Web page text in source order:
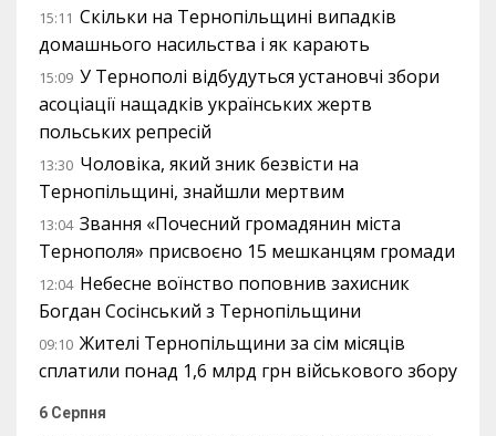
15:11 Скільки на Тернопільщині випадків
домашнього насильства і як карають
15:09 У Тернополі відбудуться установчі збори
асоціації нащадків українських жертв
польських репресій
13:30 Чоловіка, який зник безвісти на
Тернопільщині, знайшли мертвим
13:04 Звання «Почесний громадянин міста
Тернополя» присвоєно 15 мешканцям громади
12:04 Небесне воїнство поповнив захисник
Богдан Сосінський з Тернопільщини
09:10 Жителі Тернопільщини за сім місяців
сплатили понад 1,6 млрд грн військового збору
6 Серпня